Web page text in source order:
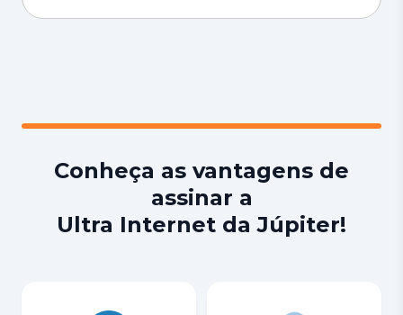
Conheça as vantagens de
assinar a
Ultra Internet da Júpiter!